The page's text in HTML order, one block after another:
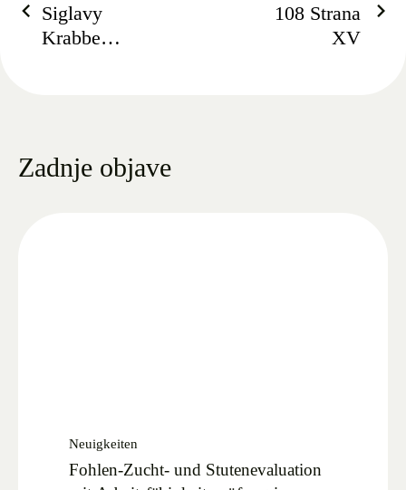
Siglavy
Krabbe
108 Strana
XV
Zadnje objave
Neuigkeiten
Fohlen-Zucht- und Stutenevaluation